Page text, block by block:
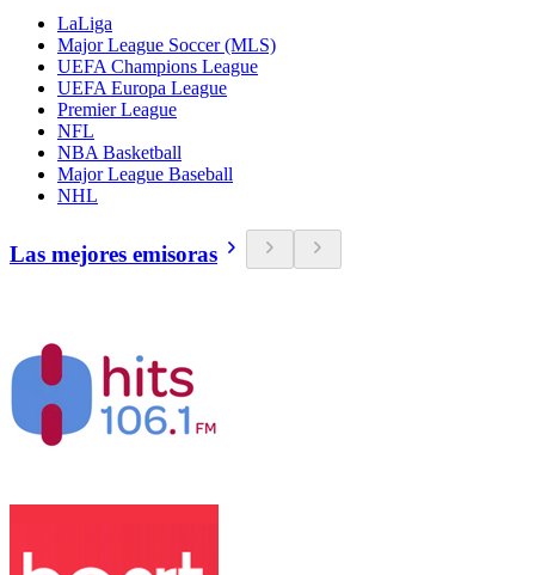
LaLiga
Major League Soccer (MLS)
UEFA Champions League
UEFA Europa League
Premier League
NFL
NBA Basketball
Major League Baseball
NHL
Las mejores emisoras